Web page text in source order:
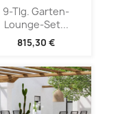
9-Tlg. Garten-
Lounge-Set...
815,30 €